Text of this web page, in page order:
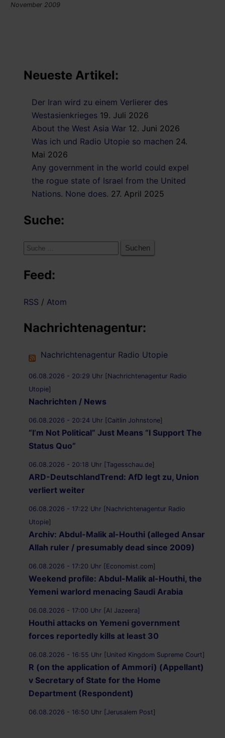
November 2009
Neueste Artikel:
Der Iran wird zu einem Verlierer des
Westasienkrieges 19. Juli 2026
About the West Asia War 12. Juni 2026
Was ich und Radio Utopie so machen 24.
Mai 2026
Any government in the world could expel
the rogue state of Israel from the United
Nations. None does. 27. April 2025
Suche:
Suche
Feed:
RSS / Atom
Nachrichtenagentur:
Nachrichtenagentur Radio Utopie
06.08.2026 - 20:29 Uhr [Nachrichtenagentur Radio
Utopie]
Nachrichten / News
06.08.2026 - 20:24 Uhr [Caitlin Johnstone]
“I’m Not Political” Just Means “I Support The
Status Quo”
06.08.2026 - 20:18 Uhr [Tagesschau.de]
ARD-DeutschlandTrend: AfD legt zu, Union
verliert weiter
06.08.2026 - 17:22 Uhr [Nachrichtenagentur Radio
Utopie]
Archiv: Abdul-Malik al-Houthi (alleged Ansar
Allah ruler / presumably dead since 2009)
06.08.2026 - 17:20 Uhr [Economist.com]
Weekend profile: Abdul-Malik al-Houthi, the
Yemeni warlord menacing Saudi Arabia
06.08.2026 - 17:00 Uhr [Al Jazeera]
Houthi attacks on Yemeni government
forces reportedly kills at least 30
06.08.2026 - 16:55 Uhr [United Kingdom Supreme Court]
R (on the application of Ammori) (Appellant)
v Secretary of State for the Home
Department (Respondent)
06.08.2026 - 16:50 Uhr [Jerusalem Post]